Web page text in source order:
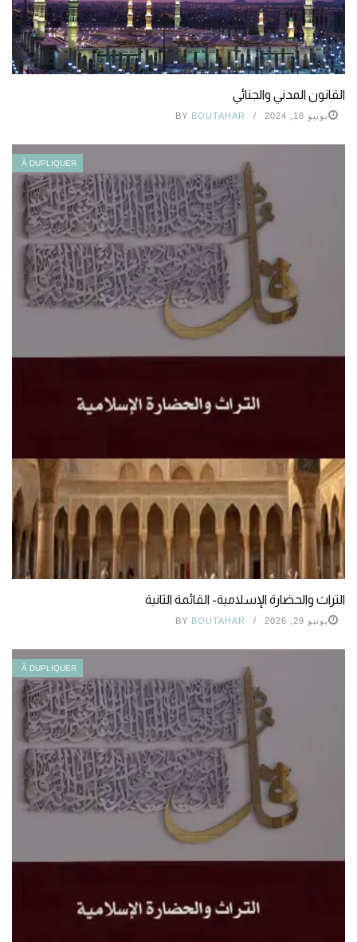
القانون المدني والجنائي
يونيو 18, 2024 BY BOUTAHAR
À DUPLIQUER
التراث والحضارة الإسلامية- القائمة الثانية
يونيو 29, 2026 BY BOUTAHAR
À DUPLIQUER